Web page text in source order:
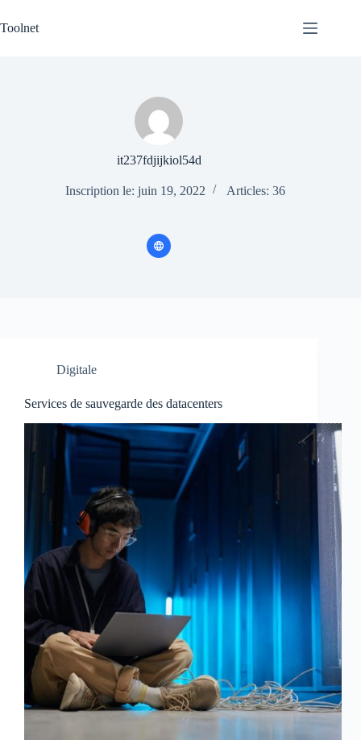
au
contenu
Toolnet
it237fdjijkiol54d
Inscription le: juin 19, 2022 Articles: 36
Digitale
Services de sauvegarde des datacenters